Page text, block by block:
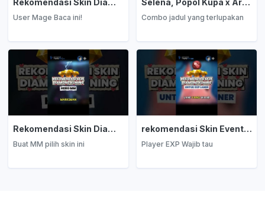
User Mage Baca ini! Combo jadul yang terlupakan
Rekomendasi Skin Diamond Kuning: Marksman
Buat MM pilih skin ini
rekomendasi Skin Event Diamond Kuning: EXP Laner
Player EXP Wajib tau